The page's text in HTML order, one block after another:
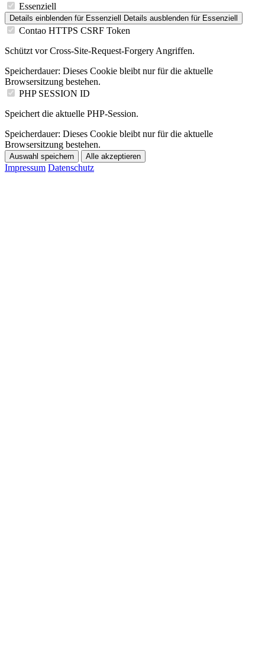
Essenziell
Details einblenden für Essenziell Details ausblenden für Essenziell
Contao HTTPS CSRF Token
Schützt vor Cross-Site-Request-Forgery Angriffen.
Speicherdauer: Dieses Cookie bleibt nur für die aktuelle
Browsersitzung bestehen.
PHP SESSION ID
Speichert die aktuelle PHP-Session.
Speicherdauer: Dieses Cookie bleibt nur für die aktuelle
Browsersitzung bestehen.
Auswahl speichern Alle akzeptieren
Impressum Datenschutz